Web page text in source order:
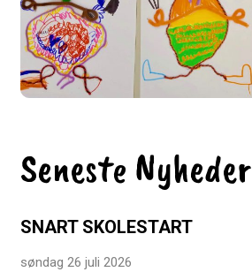
Seneste Nyheder
SNART SKOLESTART
søndag 26 juli 2026